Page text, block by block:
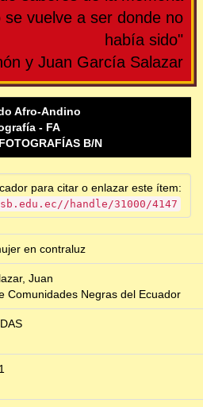
vuelve a ser donde no
había sido"
y Juan García Salazar
Afro-Andino
- FA
B/N
para citar o enlazar este ítem:
handle/31000/4147
en contraluz
Juan
Comunidades Negras del Ecuador